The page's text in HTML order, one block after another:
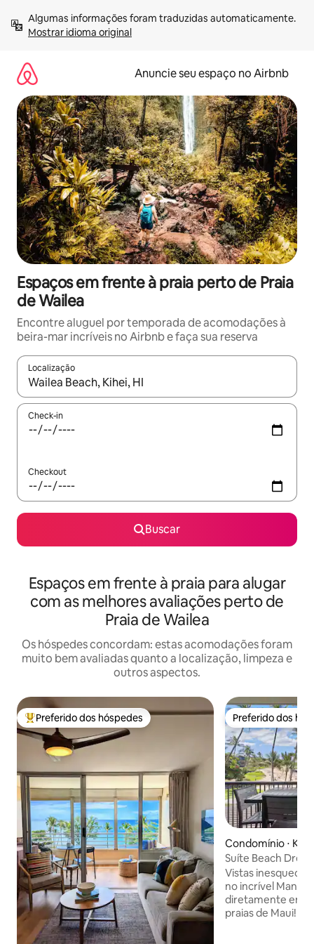
para
Mostrar idioma original
Anuncie seu espaço no Airbnb
Espaços em frente à praia perto de Praia
de Wailea
Encontre aluguel por temporada de acomodações à
beira-mar incríveis no Airbnb e faça sua reserva
Localização
Quando os resultados estiverem disponíveis, explore-os
Check-in
Checkout
Buscar
Espaços em frente à praia para alugar
com as melhores avaliações perto de
Praia de Wailea
Os hóspedes concordam: estas acomodações foram
muito bem avaliadas quanto a localização, limpeza e
outros aspectos.
Entre os melhores preferidos dos hóspedes
Preferido dos hóspedes Preferido dos
Preferido dos
Condomínio ⋅
Suíte Beach
Resort
Vistas
no incrível Mana
diretamente em
praias de Maui!